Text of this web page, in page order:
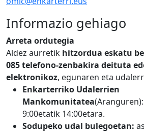
Informazio gehiago
Arreta ordutegia
Aldez aurretik hitzordua eskatu
085 telefono-zenbakira deituta
elektronikoz, egunaren eta
Enkarterriko Udalerrien
Mankomunitatea
9:00etatik 14:00etara.
Sodupeko udal bulegoetan: